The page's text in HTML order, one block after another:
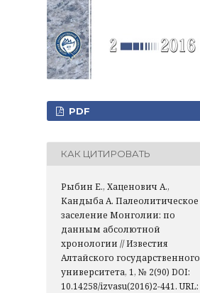
PDF
КАК ЦИТИРОВАТЬ
Рыбин Е., Хаценович А.,
Кандыба А. Палеолитическое
заселение Монголии: по
данным абсолютной
хронологии // Известия
Алтайского государственного
университета, 1, № 2(90) DOI:
10.14258/izvasu(2016)2-441. URL: